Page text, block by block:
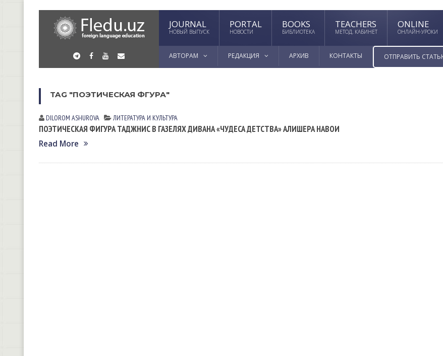
JOURNAL
НОВЫЙ ВЫПУСК
PORTAL
НОВОСТИ
BOOKS
БИБЛИОТЕКА
TEACHERS
МЕТОД. КАБИНЕТ
ONLINE
ОНЛАЙН-УРОКИ
АВТОРАМ РЕДАКЦИЯ АРХИВ КОНТАКТЫ ОТПРАВИТЬ
TAG "ПОЭТИЧЕСКАЯ ФГУРА"
DILOROM ASHUROVA ЛИТЕРАТУРА И КУЛЬТУРА
ПОЭТИЧЕСКАЯ ФИГУРА ТАДЖНИС В ГАЗЕЛЯХ ДИВАНА «ЧУДЕСА ДЕТСТВА» АЛИШЕРА НАВОИ
Read More